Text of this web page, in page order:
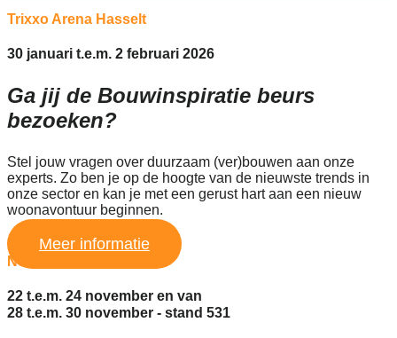
Trixxo Arena Hasselt
30 januari t.e.m. 2 februari 2026
Ga jij de Bouwinspiratie beurs
bezoeken?
Stel jouw vragen over duurzaam (ver)bouwen aan onze
experts. Zo ben je op de hoogte van de nieuwste trends in
onze sector en kan je met een gerust hart aan een nieuw
woonavontuur beginnen.
Meer informatie
Nekkerhal Mechelen
22 t.e.m. 24 november en van
28 t.e.m. 30 november - stand 531